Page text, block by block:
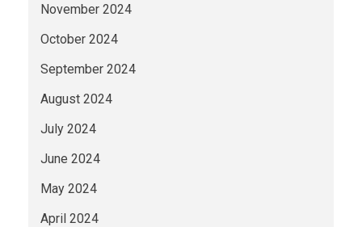
November 2024
October 2024
September 2024
August 2024
July 2024
June 2024
May 2024
April 2024